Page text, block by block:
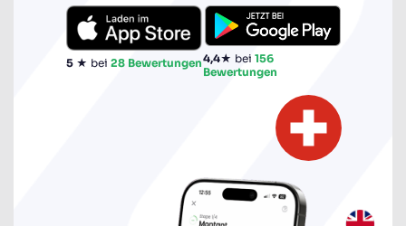
5★ bei 28 Bewertungen4,4★ bei 156
Bewertungen